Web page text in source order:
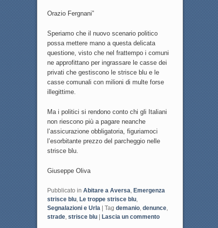
Orazio Fergnani”
Speriamo che il nuovo scenario politico
possa mettere mano a questa delicata
questione, visto che nel frattempo i comuni
ne approfittano per ingrassare le casse dei
privati che gestiscono le strisce blu e le
casse comunali con milioni di multe forse
illegittime.
Ma i politici si rendono conto chi gli Italiani
non riescono più a pagare neanche
l’assicurazione obbligatoria, figuriamoci
l’esorbitante prezzo del parcheggio nelle
strisce blu.
Giuseppe Oliva
Pubblicato in Abitare a Aversa, Emergenza
strisce blu, Le troppe strisce blu,
Segnalazioni e Urla
Tag demanio, denunce,
strade, strisce blu Lascia un commento